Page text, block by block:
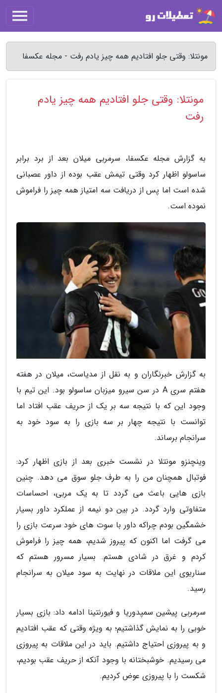
مونتلا: وقتی جلو افتادیم همه چیز یادم رفت - مجله عکسفا
مونتلا: وقتی جلو افتادیم همه چیز یادم
رفت
به گزارش مجله عکسفا، سرمربی میلان بعد از برد برابر
ساسولو اظهار کرد وقتی تیمش عقب بوده از داور عصبانی
شده است اما پس از دریافت سه امتیاز همه چیز را فراموش
نموده است.
به گزارش خبرنگاران و به نقل از مدیاست، میلان در هفته
هفتم سری A در سن سیرو میزبان ساسولو بود. این تیم با
وجود این که با نتیجه سه بر یک از حریف عقب افتاد اما
توانست با نتیجه چهار بر سه بازی را به سود خود به
سرانجام برساند.
وینچنزو مونتلا در نشست خبری بعد از بازی اظهار کرد:
فوتبال همچنان من را به طرف جلو سوق می دهد. چنین
بازی هایی باعث می گردد تا به یک مربی، احساسات
متفاوتی وارد گردد. در بین دو نیمه از عملکرد داور بسیار
خشمگین بودم چراکه داور با سوت های خود سرعت بازی را
می گرفت اما اکنون که پیروز شدیم، همه چیز را فراموش
کردم و غرق در شادی هستم. بسیار مسرور هستم که
سناریوی این ملاقات در نهایت به سود میلان به سرانجام
رسید.
سرمربی پیشین سمپدوریا و فیورنتینا ادامه داد: بازی بسیار
خوبی را به نمایش گذاشتیم؛ به ویژه وقتی که عقب افتادیم
و به پیروزی احتیاج داشتیم. باید در این ملاقات به پیروزی
می رسیدیم. خوشبختانه با وجود آنکه از حریف عقب بودیم،
شکست را با پیروزی عوض کردیم.